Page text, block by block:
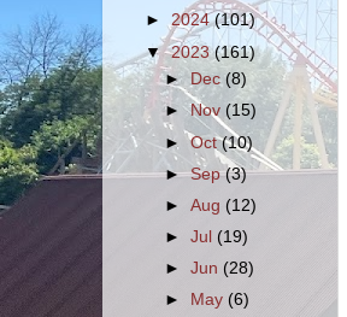
► 2024(101)
▼2023(161)
►Dec(8)
►Nov (15)
►Oct(10)
►Sep(3)
►Aug(12)
►Jul(19)
►Jun (28)
►
May (6)